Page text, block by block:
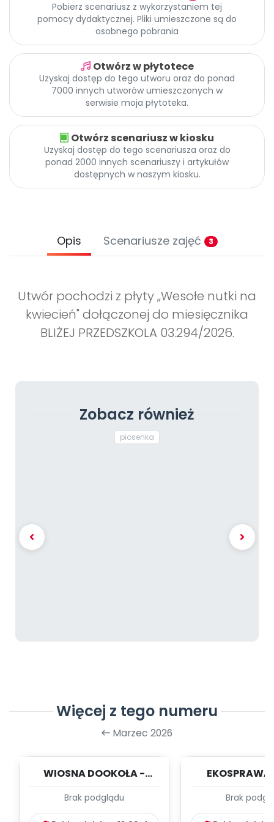
Pomoc
Promocje
Pobierz scenariusz z wykorzystaniem tej
pomocy dydaktycznej. Pliki umieszczone są do
osobnego pobrania
Otwórz w płytotece
Uzyskaj dostęp do tego utworu oraz do ponad
7000 innych utworów umieszczonych w
serwisie moja płytoteka.
Otwórz scenariusz w kiosku
Uzyskaj dostęp do tego scenariusza oraz do
ponad 2000 innych scenariuszy i artykułów
dostępnych w naszym kiosku.
Opis Scenariusze zajęć 3
Utwór pochodzi z płyty „Wesołe nutki na
kwiecień" dołączonej do miesięcznika
BLIŻEJ PRZEDSZKOLA 03.294/2026.
Zobacz również
piosenka
Więcej z tego numeru
Marzec 2026
WIOSNA DOOKOŁA -
PLAN PRACY WYCH....
Brak podglądu
EKOSPRAWA
TYGODNIOWY
Brak